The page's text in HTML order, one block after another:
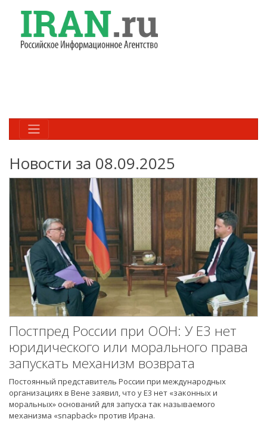
Новости за 08.09.2025
Постпред России при ООН: У E3 нет
юридического или морального права
запускать механизм возврата
Постоянный представитель России при международных
организациях в Вене заявил, что у Е3 нет «законных и
моральных» оснований для запуска так называемого
механизма «snapback» против Ирана.